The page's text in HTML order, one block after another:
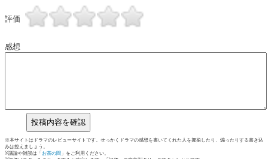
評価
感想
※本サイトはドラマのレビューサイトです。せっかくドラマの感想を書いてくれた人を揶揄したり、煽ったりする書き込
みは控えましょう。
※議論や雑談は「 お茶の間 」をご利用ください。